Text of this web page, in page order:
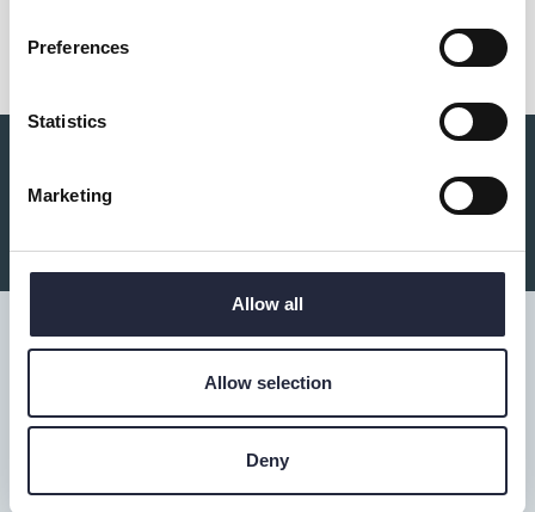
Preferences
Statistics
Marketing
Allow all
Allow selection
Deny
Du kanske också är intresserad av:
Tillgänglighet